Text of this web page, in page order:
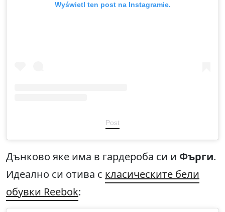
Wyświetl ten post na Instagramie.
Post
Дънково яке има в гардероба си и Фърги.
Идеално си отива с класическите бели
обувки Reebok: